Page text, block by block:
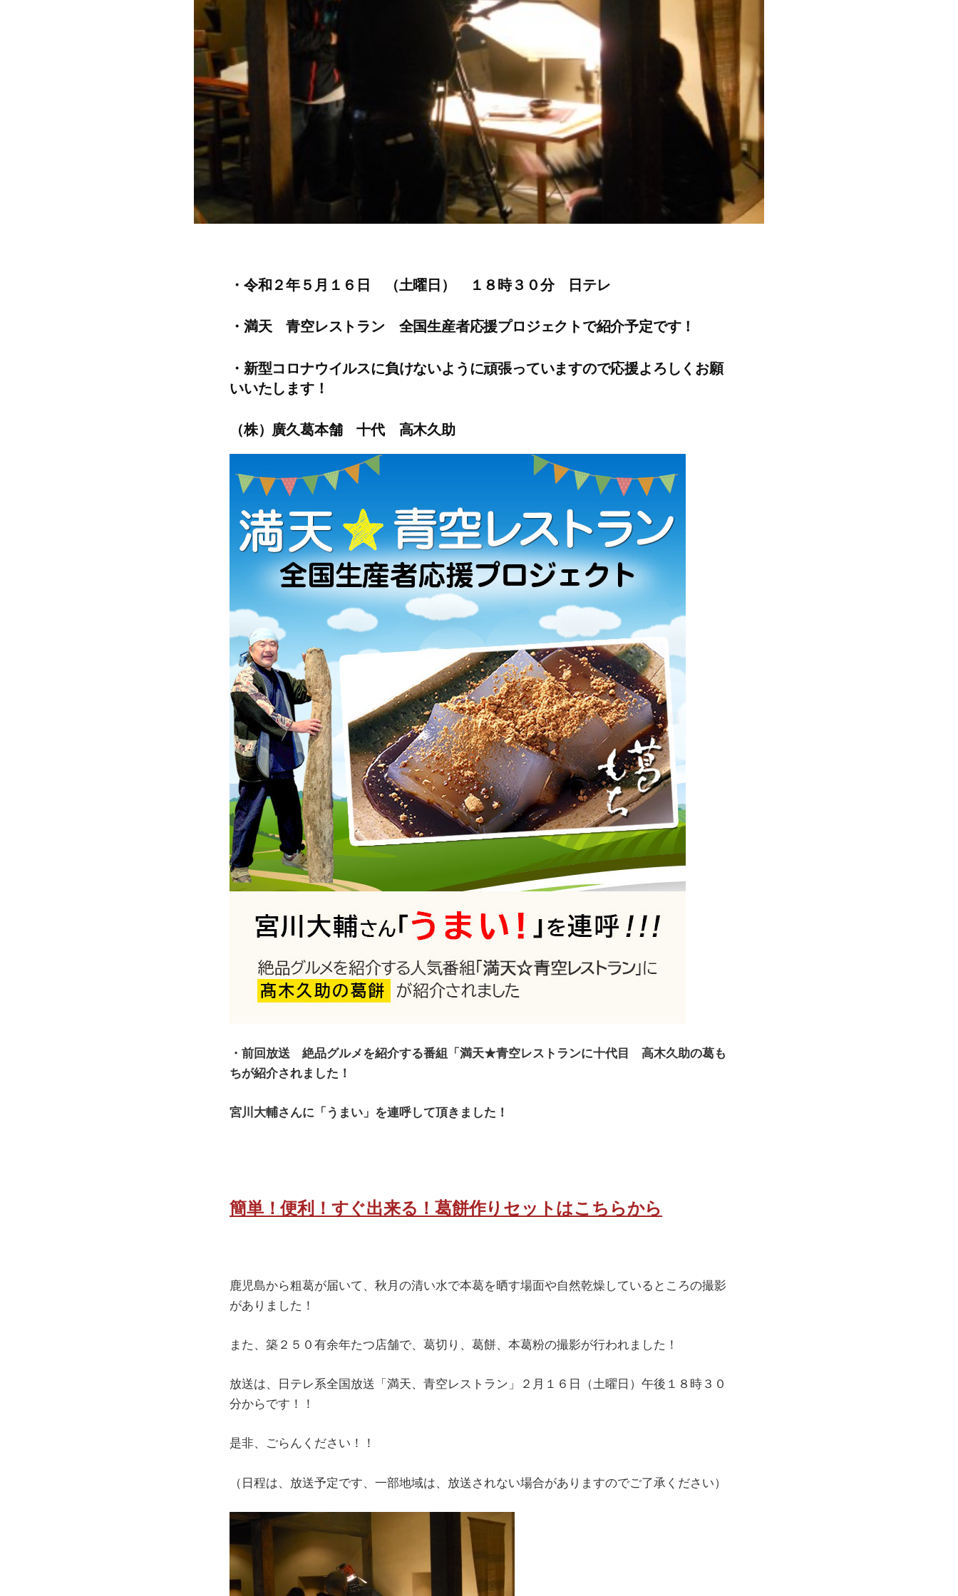
・令和２年５月１６日 （土曜日） １８時３０分 日テレ
・満天 青空レストラン 全国生産者応援プロジェクトで紹介予定です！
・新型コロナウイルスに負けないように頑張っていますので応援よろしくお願
いいたします！
（株）廣久葛本舗 十代 高木久助
・前回放送 絶品グルメを紹介する番組「満天★青空レストランに十代目 高木久助の葛も
ちが紹介されました！
宮川大輔さんに「うまい」を連呼して頂きました！
簡単！便利！すぐ出来る！葛餅作りセットはこちらから
鹿児島から粗葛が届いて、秋月の清い水で本葛を晒す場面や自然乾燥しているところの撮影
がありました！
また、築２５０有余年たつ店舗で、葛切り、葛餅、本葛粉の撮影が行われました！
放送は、日テレ系全国放送「満天、青空レストラン」２月１６日（土曜日）午後１８時３０
分からです！！
是非、ごらんください！！
（日程は、放送予定です、一部地域は、放送されない場合がありますのでご了承ください）